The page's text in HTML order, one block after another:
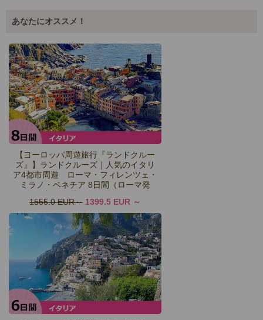
あなたにオススメ！
【ヨーロッパ周遊旅行『ランドクルー
ズ』】ランドクルーズ｜人気のイタリ
ア4都市周遊 ローマ・フィレンツェ・
ミラノ・ベネチア 8日間（ローマ発
1555.0 EUR 1399.5 EUR